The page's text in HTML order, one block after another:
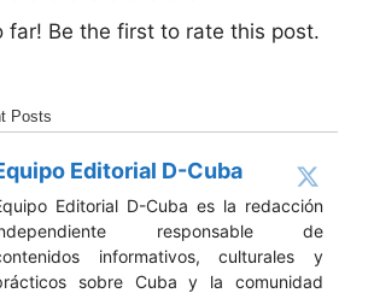
far! Be the first to rate this post.
Posts
Editorial D-Cuba
Editorial D-Cuba es la redacción
responsable de
informativos, culturales y
sobre Cuba y la comunidad